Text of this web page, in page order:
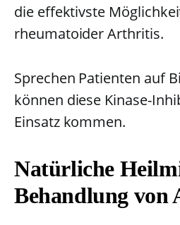
die effektivste
rheumatoider Arthritis.
Sprechen Patienten auf
können diese Kinase-
Einsatz kommen.
Natürliche
Behandlung